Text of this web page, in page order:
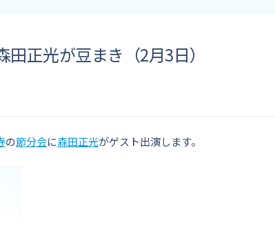
正光が豆まき（2月3日）
の節分会に森田正光がゲスト出演します。